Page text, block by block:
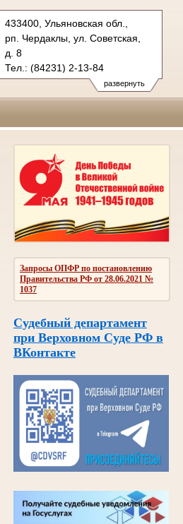
развернуть
433400, Ульяновская обл.,
рп. Чердаклы, ул. Советская,
д. 8
Тел.: (84231) 2-13-84
cherdaklinskiy.uln@sudrf.ru
Запросы ОПФР по постановлению
Правительства РФ от 28.06.2021 №
1037
Судебный департамент
при Верховном Суде РФ в
ВКонтакте